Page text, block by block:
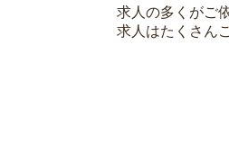
求人の多くがご
求人はたくさん